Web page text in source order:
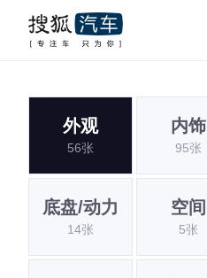
外观
56张
内饰
95张
底盘/动力
14张
空间
5张